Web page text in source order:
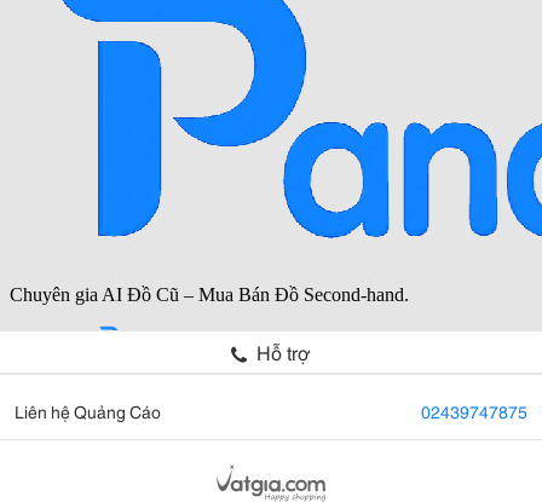
Hỗ trợ
Liên hệ Quảng Cáo 02439747875